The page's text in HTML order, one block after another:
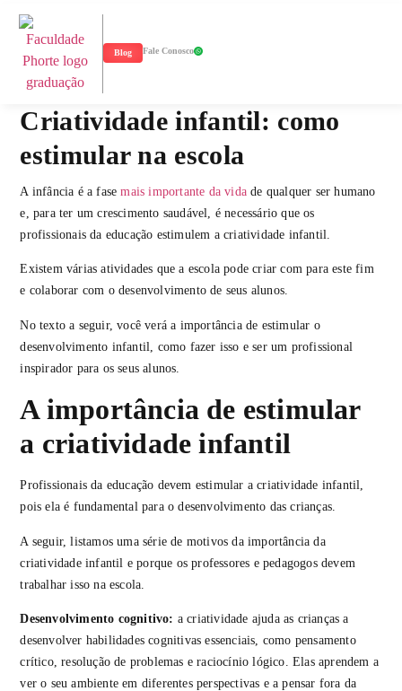
Blog Fale Conosco
Criatividade infantil: como
estimular na escola
A infância é a fasemais importante da vidade qualquer ser humano
e, para ter um crescimento saudável, é necessário que os
profissionais da educação estimulem a criatividade infantil.
Existem várias atividades que a escola pode criar com para este fim
e colaborar com o desenvolvimento de seus alunos.
No texto a seguir, você verá a importância de estimular o
desenvolvimento infantil, como fazer isso e ser um profissional
inspirador para os seus alunos.
A importância de estimular
a criatividade infantil
Profissionais da educação devem estimular a criatividade infantil,
pois ela é fundamental para o desenvolvimento das crianças.
A seguir, listamos uma série de motivos da importância da
criatividade infantil e porque os professores e pedagogos devem
trabalhar isso na escola.
Desenvolvimento cognitivo: a criatividade ajuda as crianças a
desenvolver habilidades cognitivas essenciais, como pensamento
crítico, resolução de problemas e raciocínio lógico. Elas aprendem a
ver o seu ambiente em diferentes perspectivas e a pensar fora da